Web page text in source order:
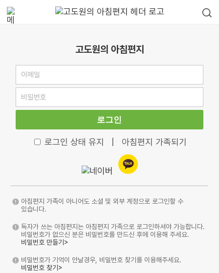
고도원의 아침편지
로그인
로그인 상태 유지 아침편지 가족되기
아침편지 가족이 아니어도 소셜 및 외부 계정으로 로그인할 수
있습니다.
독자가 쓰는 아침편지는 아침편지 가족으로 로그인하셔야 가능합니다.
비밀번호가 없으신 분은 비밀번호를 만드신 후에 이용해 주세요.
비밀번호 만들기>
비밀번호가 기억이 안날경우, 비밀번호 찾기를 이용해주세요.
비밀번호 찾기>